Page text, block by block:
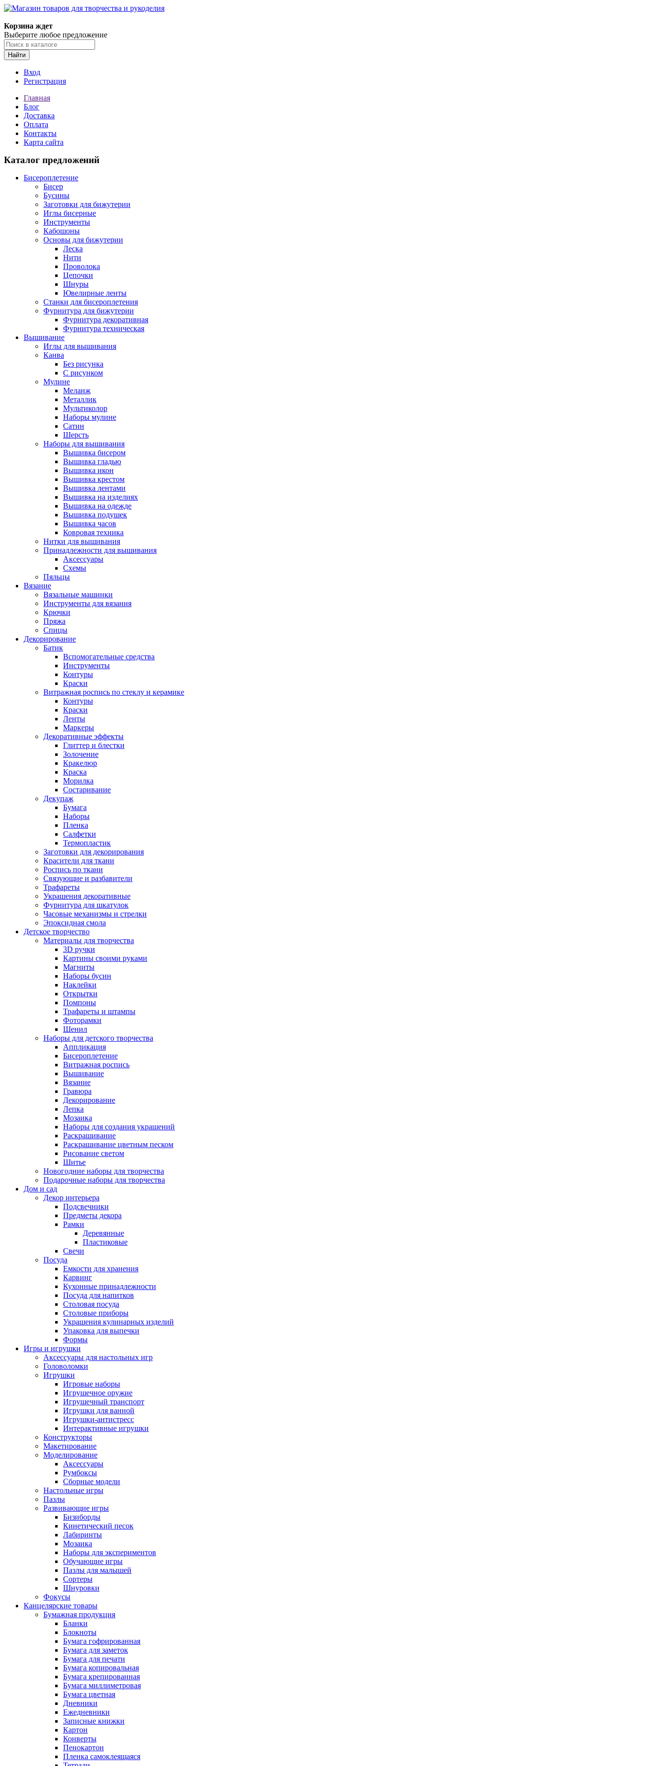
Корзина ждет
Выберите любое предложение
Найти
Вход
Регистрация
Главная
Блог
Доставка
Оплата
Контакты
Карта сайта
Каталог предложений
Бисероплетение
Бисер
Бусины
Заготовки для бижутерии
Иглы бисерные
Инструменты
Кабошоны
Основы для бижутерии
Леска
Нити
Проволока
Цепочки
Шнуры
Ювелирные ленты
Станки для бисероплетения
Фурнитура для бижутерии
Фурнитура декоративная
Фурнитура техническая
Вышивание
Иглы для вышивания
Канва
Без рисунка
С рисунком
Мулине
Меланж
Металлик
Мультиколор
Наборы мулине
Сатин
Шерсть
Наборы для вышивания
Вышивка бисером
Вышивка гладью
Вышивка икон
Вышивка крестом
Вышивка лентами
Вышивка на изделиях
Вышивка на одежде
Вышивка подушек
Вышивка часов
Ковровая техника
Нитки для вышивания
Принадлежности для вышивания
Аксессуары
Схемы
Пяльцы
Вязание
Вязальные машинки
Инструменты для вязания
Крючки
Пряжа
Спицы
Декорирование
Батик
Вспомогательные средства
Инструменты
Контуры
Краски
Витражная роспись по стеклу и керамике
Контуры
Краски
Ленты
Маркеры
Декоративные эффекты
Глиттер и блестки
Золочение
Кракелюр
Краска
Морилка
Состаривание
Декупаж
Бумага
Наборы
Пленка
Салфетки
Термопластик
Заготовки для декорирования
Красители для ткани
Роспись по ткани
Связующие и разбавители
Трафареты
Украшения декоративные
Фурнитура для шкатулок
Часовые механизмы и стрелки
Эпоксидная смола
Детское творчество
Материалы для творчества
3D ручки
Картины своими руками
Магниты
Наборы бусин
Наклейки
Открытки
Помпоны
Трафареты и штампы
Фоторамки
Шенил
Наборы для детского творчества
Аппликация
Бисероплетение
Витражная роспись
Вышивание
Вязание
Гравюра
Декорирование
Лепка
Мозаика
Наборы для создания украшений
Раскрашивание
Раскрашивание цветным песком
Рисование светом
Шитье
Новогодние наборы для творчества
Подарочные наборы для творчества
Дом и сад
Декор интерьера
Подсвечники
Предметы декора
Рамки
Деревянные
Пластиковые
Свечи
Посуда
Емкости для хранения
Карвинг
Кухонные принадлежности
Посуда для напитков
Столовая посуда
Столовые приборы
Украшения кулинарных изделий
Упаковка для выпечки
Формы
Игры и игрушки
Аксессуары для настольных игр
Головоломки
Игрушки
Игровые наборы
Игрушечное оружие
Игрушечный транспорт
Игрушки для ванной
Игрушки-антистресс
Интерактивные игрушки
Конструкторы
Макетирование
Моделирование
Аксессуары
Румбоксы
Сборные модели
Настольные игры
Пазлы
Развивающие игры
Бизиборды
Кинетический песок
Лабиринты
Мозаика
Наборы для экспериментов
Обучающие игры
Пазлы для малышей
Сортеры
Шнуровки
Фокусы
Канцелярские товары
Бумажная продукция
Бланки
Блокноты
Бумага гофрированная
Бумага для заметок
Бумага для печати
Бумага копировальная
Бумага крепированная
Бумага миллиметровая
Бумага цветная
Дневники
Ежедневники
Записные книжки
Картон
Конверты
Пенокартон
Пленка самоклеящаяся